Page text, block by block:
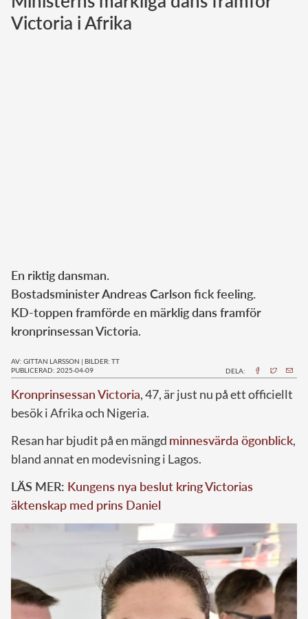
Norska kungahuset
Victoria i Afrika
En riktig dansman.
Bostadsminister Andreas Carlson fick feeling.
KD-toppen framförde en märklig dans framför
kronprinsessan Victoria.
AV: GITTAN LARSSON | BILDER: TT
PUBLICERAD: 2025-04-09
DELA:
Kronprinsessan Victoria, 47, är just nu på ett officiellt
besök i Afrika och Nigeria.
Resan har bjudit på en mängd minnesvärda ögonblick,
bland annat en modevisning i Lagos.
LÄS MER: Kungens nya beslut kring Victorias
äktenskap med prins Daniel